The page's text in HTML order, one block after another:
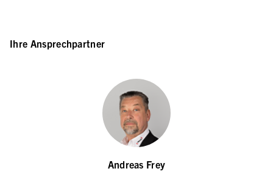
Ihre Ansprechpartner
Andreas Frey